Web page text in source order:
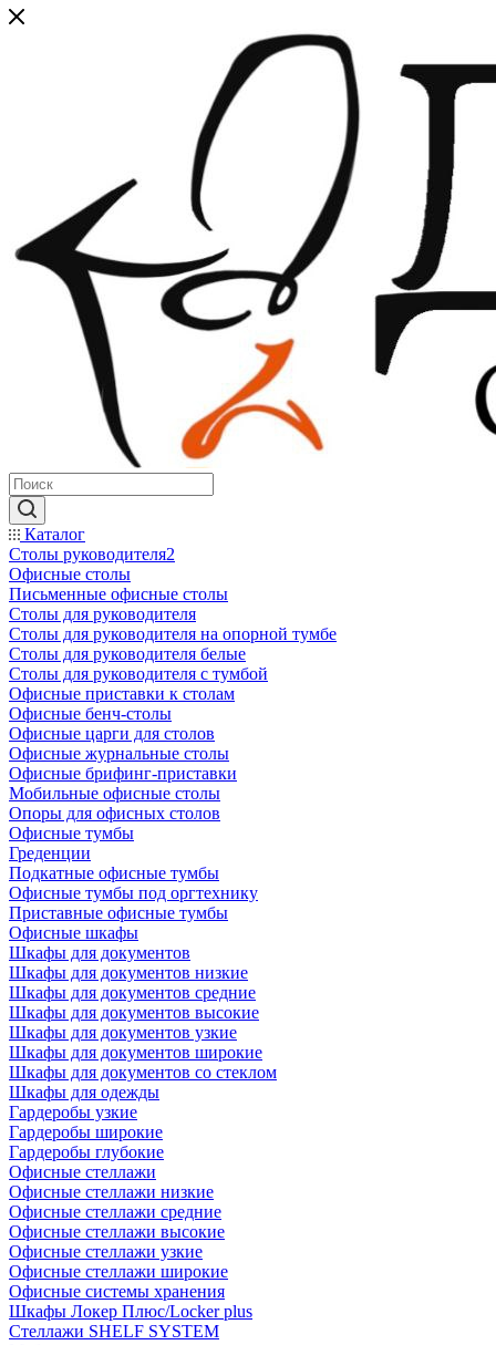
Каталог
Столы руководителя2
Офисные столы
Письменные офисные столы
Столы для руководителя
Столы для руководителя на опорной тумбе
Столы для руководителя белые
Столы для руководителя с тумбой
Офисные приставки к столам
Офисные бенч-столы
Офисные царги для столов
Офисные журнальные столы
Офисные брифинг-приставки
Мобильные офисные столы
Опоры для офисных столов
Офисные тумбы
Греденции
Подкатные офисные тумбы
Офисные тумбы под оргтехнику
Приставные офисные тумбы
Офисные шкафы
Шкафы для документов
Шкафы для документов низкие
Шкафы для документов средние
Шкафы для документов высокие
Шкафы для документов узкие
Шкафы для документов широкие
Шкафы для документов со стеклом
Шкафы для одежды
Гардеробы узкие
Гардеробы широкие
Гардеробы глубокие
Офисные стеллажи
Офисные стеллажи низкие
Офисные стеллажи средние
Офисные стеллажи высокие
Офисные стеллажи узкие
Офисные стеллажи широкие
Офисные системы хранения
Шкафы Локер Плюс/Locker plus
Стеллажи SHELF SYSTEM